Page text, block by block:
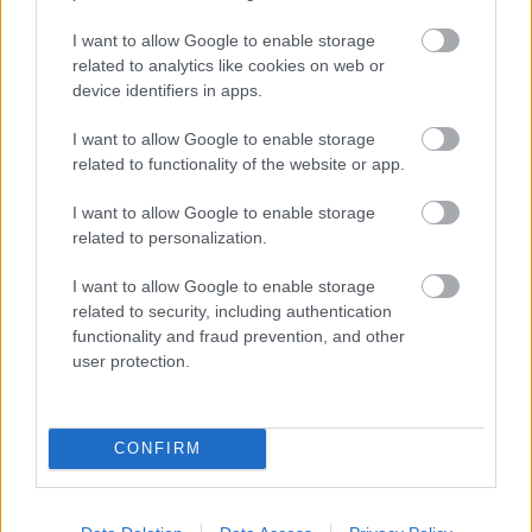
I want to allow Google to enable storage
related to analytics like cookies on web or
device identifiers in apps.
I want to allow Google to enable storage
related to functionality of the website or app.
I want to allow Google to enable storage
related to personalization.
I want to allow Google to enable storage
related to security, including authentication
functionality and fraud prevention, and other
user protection.
CONFIRM
„Addig a pontig nagyon jó hétvégénk volt, szóval
mindenki csalódott, hogy nem állhattunk
dobogóra. Ha vezetném a bajnokságot, akkor ez
most nagyon fájdalmas lenne. Így kevésbé az, de
érni. Remélem, gyorsan megfejtjük, hogy mi
történt, és kijavítjuk.”